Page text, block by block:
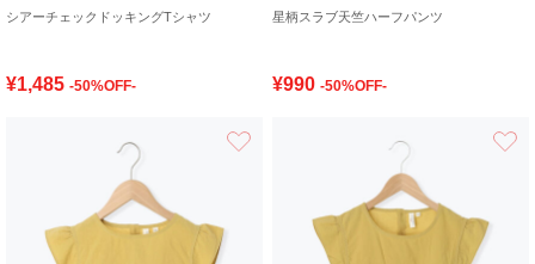
シアーチェックドッキングTシャツ
¥1,485 -50%OFF-
星柄スラブ天竺ハーフパンツ
¥990 -50%OFF-